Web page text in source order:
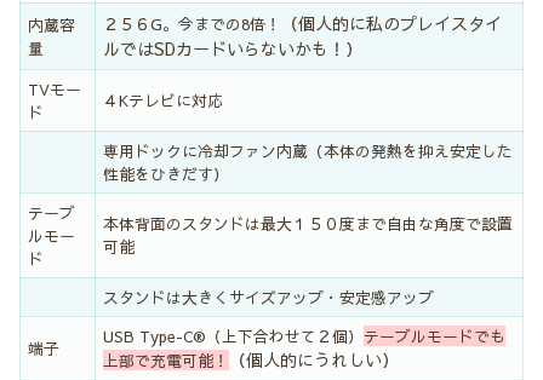
内蔵容
量
２５６G。今までの8倍！
（個人的に私のプレイスタイ
ルではSDカードいらないかも！）
TVモー
ド
４Kテレビに対応
専用ドックに冷却ファン内蔵（本体の発熱を抑え安定した
性能をひきだす）
テーブ
ルモー
ド
本体背面のスタンドは最大１５０度まで自由な角度で設置
可能
スタンドは大きくサイズアップ・安定感アップ
端子
USB Type-C®（上下合わせて２個） テーブルモードでも
上部で充電可能 ！ （個人的にうれしい）